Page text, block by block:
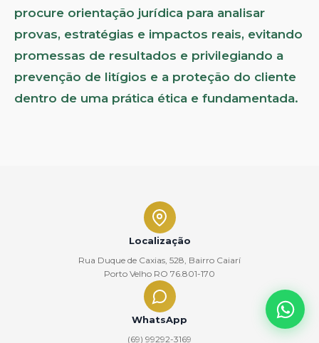
procure orientação jurídica para analisar
provas, estratégias e impactos reais, evitando
promessas de resultados e privilegiando a
prevenção de litígios e a proteção do cliente
dentro de uma prática ética e fundamentada.
Localização
Rua Duque de Caxias, 528, Bairro Caiarí
Porto Velho RO 76.801-170
WhatsApp
(69) 99292-3169